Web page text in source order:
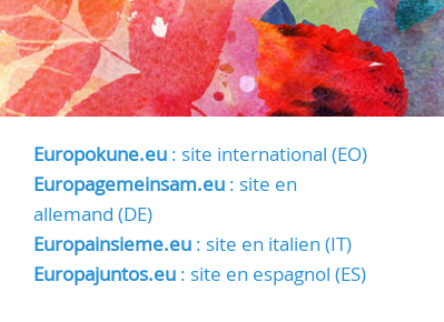
Europokune.eu: site international (EO)
Europagemeinsam.eu: site en
allemand (DE)
Europainsieme.eu: site en italien (IT)
Europajuntos.eu: site en espagnol (ES)